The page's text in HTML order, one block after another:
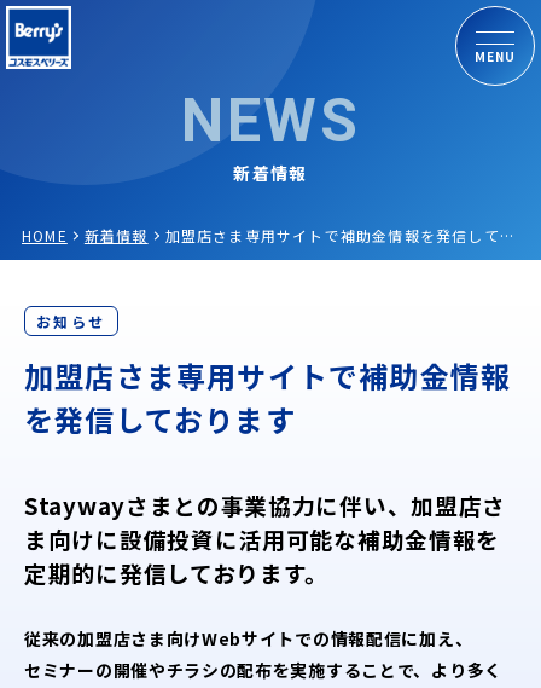
MENU
NEWS
新着情報
HOME 新着情報 加盟店さま専用サイトで補助金情報を発信しております
お知らせ
加盟店さま専用サイトで補助金情報
を発信しております
Staywayさまとの事業協力に伴い、加盟店さ
ま向けに設備投資に活用可能な補助金情報を
定期的に発信しております。
従来の加盟店さま向けWebサイトでの情報配信に加え、
セミナーの開催やチラシの配布を実施することで、より多く